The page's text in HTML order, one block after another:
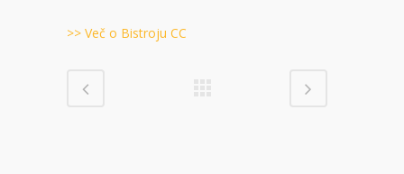
>> Več o Bistroju CC